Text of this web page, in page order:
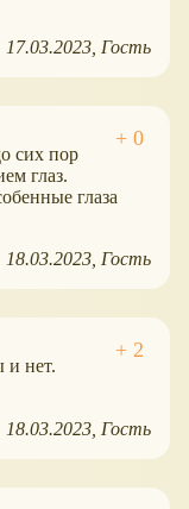
17.03.2023 Гость
сих пор
глаз.
глаза
18.03.2023 Гость
и нет.
18.03.2023 Гость